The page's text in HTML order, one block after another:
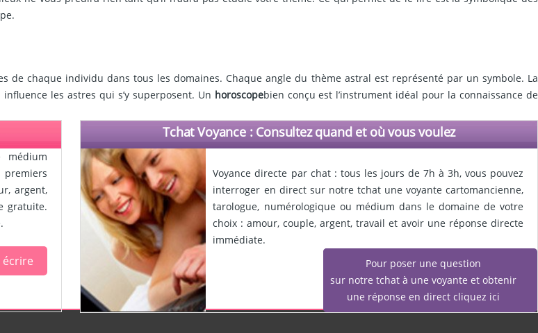
chaque individu dans tous les domaines. Chaque angle du thème astral est représenté par un symbole. La
les astres qui s’y superposent. Un horoscopebien conçu est l’instrument idéal pour la connaissance de
médium
premiers
argent,
gratuite.
écrire
Tchat Voyance : Consultez quand et où vous voulez
Voyance directe par chat : tous les jours de 7h à 3h, vous pouvez
interroger en direct sur notre tchat une voyante cartomancienne,
tarologue, numérologique ou médium dans le domaine de votre
choix : amour, couple, argent, travail et avoir une réponse directe
immédiate.
Pour poser une question
sur notre tchat à une voyante et obtenir
une réponse en direct cliquez ici